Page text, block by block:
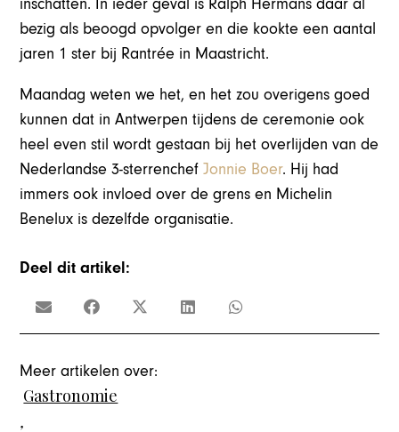
inschatten. In ieder geval is Ralph Hermans daar al
bezig als beoogd opvolger en die kookte een aantal
jaren 1 ster bij Rantrée in Maastricht.
Maandag weten we het, en het zou overigens goed
kunnen dat in Antwerpen tijdens de ceremonie ook
heel even stil wordt gestaan bij het overlijden van de
Nederlandse 3-sterrenchefJonnie Boer. Hij had
immers ook invloed over de grens en Michelin
Benelux is dezelfde organisatie.
Deel dit artikel:
Meer artikelen over:
Gastronomie
,